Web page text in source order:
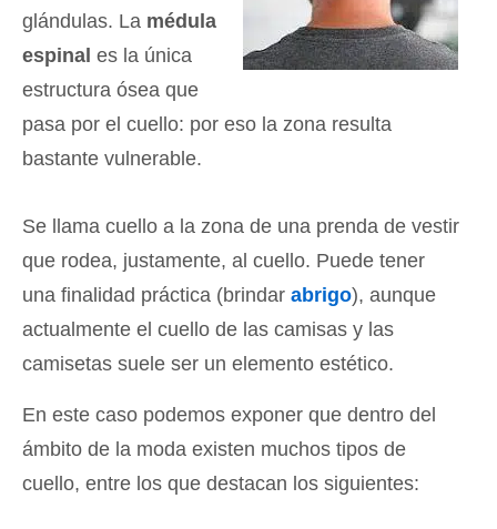
glándulas. La médula
espinal es la única
estructura ósea que
pasa por el cuello: por eso la zona resulta
bastante vulnerable.
Se llama cuello a la zona de una prenda de vestir
que rodea, justamente, al cuello. Puede tener
una finalidad práctica (brindar abrigo), aunque
actualmente el cuello de las camisas y las
camisetas suele ser un elemento estético.
En este caso podemos exponer que dentro del
ámbito de la moda existen muchos tipos de
cuello, entre los que destacan los siguientes: